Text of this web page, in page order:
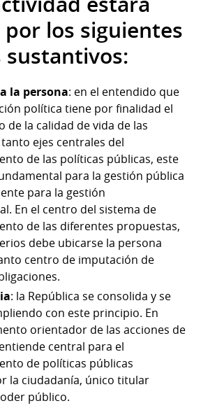
los siguientes
la persona: en el entendido que
política tiene por finalidad el
de la calidad de vida de las
ejes centrales del
de las políticas públicas, este
para la gestión pública
para la gestión
En el centro del sistema de
de las diferentes propuestas,
debe ubicarse la persona
centro de imputación de
: la República se consolida y se
con este principio. En
orientador de las acciones de
central para el
de políticas públicas
la ciudadanía, único titular
público.